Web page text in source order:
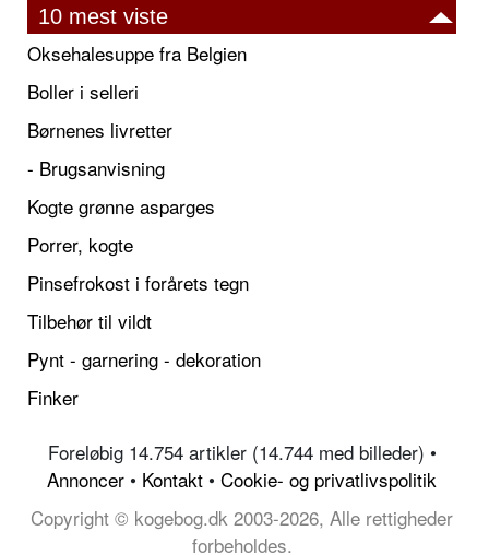
10 mest viste
Oksehalesuppe fra Belgien
Boller i selleri
Børnenes livretter
- Brugsanvisning
Kogte grønne asparges
Porrer, kogte
Pinsefrokost i forårets tegn
Tilbehør til vildt
Pynt - garnering - dekoration
Finker
Foreløbig 14.754 artikler (14.744 med billeder) •
Annoncer • Kontakt • Cookie- og privatlivspolitik
Copyright © kogebog.dk 2003-2026, Alle rettigheder
forbeholdes.